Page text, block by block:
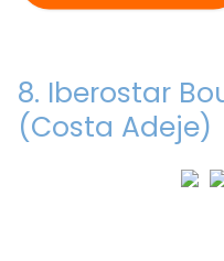
8. Iberostar
(Costa Adeje)